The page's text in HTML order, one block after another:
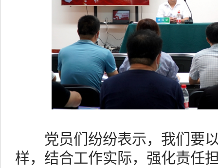
党员们纷纷表示，我们要以
样，结合工作实际，强化责任